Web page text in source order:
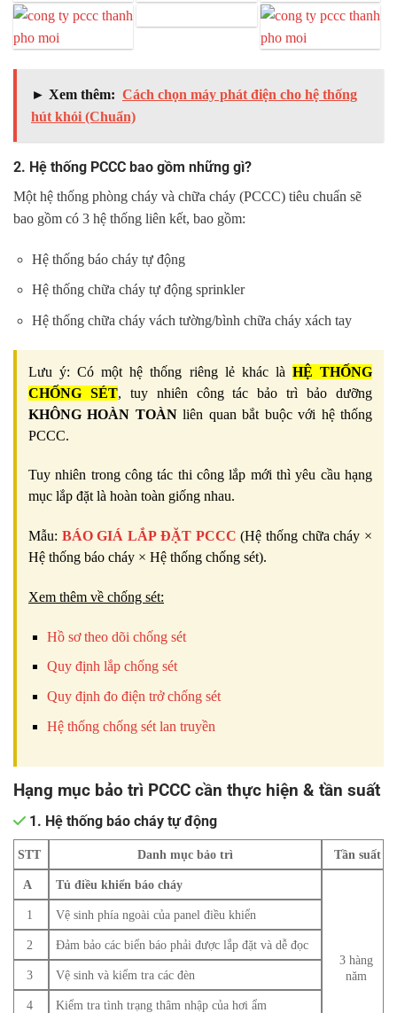
► Xem thêm: Cách chọn máy phát điện cho hệ thống
hút khói (Chuẩn)
2. Hệ thống PCCC bao gồm những gì?
Một hệ thống phòng cháy và chữa cháy (PCCC) tiêu chuẩn sẽ
bao gồm có 3 hệ thống liên kết, bao gồm:
Hệ thống báo cháy tự động
Hệ thống chữa cháy tự động sprinkler
Hệ thống chữa cháy vách tường/bình chữa cháy xách tay
Lưu ý: Có một hệ thống riêng lẻ khác là HỆ THỐNG
CHỐNG SÉT, tuy nhiên công tác bảo trì bảo dưỡng
KHÔNG HOÀN TOÀNliên quan bắt buộc với hệ thống
PCCC.
Tuy nhiên trong công tác thi công lắp mới thì yêu cầu hạng
mục lắp đặt là hoàn toàn giống nhau.
Mẫu: BÁO GIÁ LẮP ĐẶT PCCC (Hệ thống chữa cháy ×
Hệ thống báo cháy × Hệ thống chống sét).
Xem thêm về chống sét:
Hồ sơ theo dõi chống sét
Quy định lắp chống sét
Quy định đo điện trở chống sét
Hệ thống chống sét lan truyền
Hạng mục bảo trì PCCC cần thực hiện & tần suất
1. Hệ thống báo cháy tự động
STT Danh mục bảo trì Tần suất
A Tủ điều khiển báo cháy
3 hàng
năm
1 Vệ sinh phía ngoài của panel điều khiển
2 Đảm bảo các biển báo phải được lắp đặt và dễ đọc
3 Vệ sinh và kiểm tra các đèn
4 Kiểm tra tình trạng thâm nhập của hơi ẩm